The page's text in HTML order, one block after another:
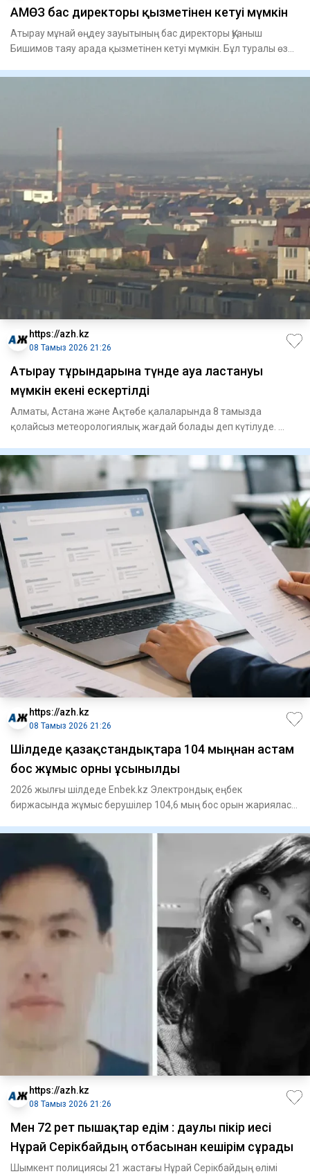
АМӨЗ бас директоры қызметінен кетуі мүмкін
Атырау мұнай өңдеу зауытының бас директоры Қуаныш
Бишимов таяу арада қызметінен кетуі мүмкін. Бұл туралы өз
https://azh.kz
08 Тамыз 2026 21:26
Атырау тұрғындарына түнде ауа ластануы
мүмкін екені ескертілді
Алматы, Астана және Ақтөбе қалаларында 8 тамызда
қолайсыз метеорологиялық жағдай болады деп күтілуде.
https://azh.kz
08 Тамыз 2026 21:26
​Шілдеде қазақстандықтарға 104 мыңнан астам
бос жұмыс орны ұсынылды
2026 жылғы шілдеде Enbek.kz Электрондық еңбек
биржасында жұмыс берушілер 104,6 мың бос орын жарияласа,
https://azh.kz
08 Тамыз 2026 21:26
Мен 72 рет пышақтар едім : даулы пікір иесі
Нұрай Серікбайдың отбасынан кешірім сұрады
Шымкент полициясы 21 жастағы Нұрай Серікбайдың өлімі